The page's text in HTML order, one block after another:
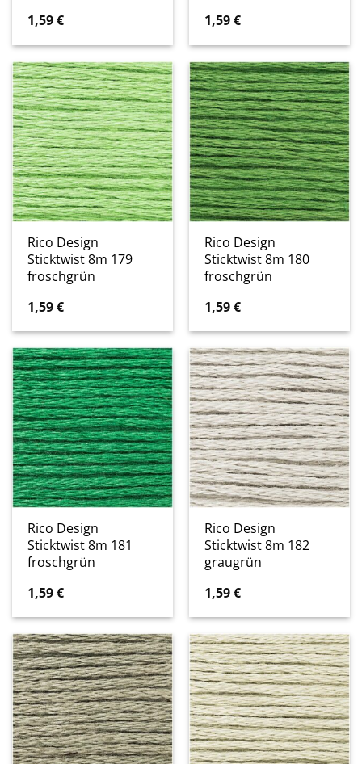
1,59€
1,59€
Rico Design
Sticktwist 8m 179
froschgrün
1,59€
Rico Design
Sticktwist 8m 180
froschgrün
1,59€
Rico Design
Sticktwist 8m 181
froschgrün
1,59€
Rico Design
Sticktwist 8m 182
graugrün
1,59€